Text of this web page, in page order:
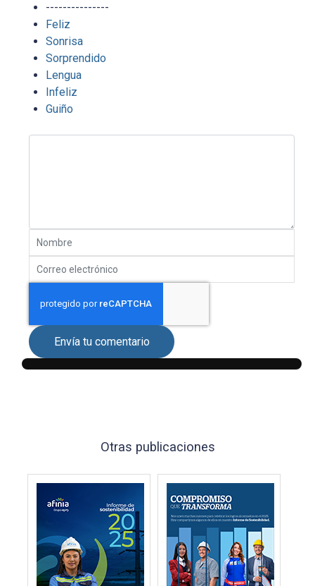
---------------
Feliz
Sonrisa
Sorprendido
Lengua
Infeliz
Guiño
Envía tu comentario
Otras publicaciones